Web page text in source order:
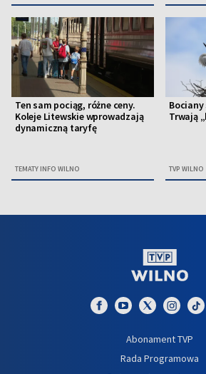
Ten sam pociąg, różne ceny.
Koleje Litewskie wprowadzają
dynamiczną taryfę
TEMATY INFO WILNO
Trwają
TVP WILNO
Abonament TVP
Rada Programowa